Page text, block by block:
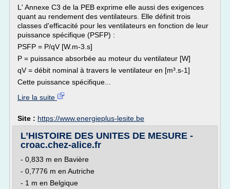
L' Annexe C3 de la PEB exprime elle aussi des exigences
quant au rendement des ventilateurs. Elle définit trois
classes d'efficacité pour les ventilateurs en fonction de leur
puissance spécifique (PSFP) :
PSFP = P/qV [W.m-3.s]
P = puissance absorbée au moteur du ventilateur [W]
qV = débit nominal à travers le ventilateur en [m³.s-1]
Cette puissance spécifique...
Lire la suite
Site : https://www.energieplus-lesite.be
L’HISTOIRE DES UNITES DE MESURE -
croac.chez-alice.fr
- 0,833 m en Bavière
- 0,7776 m en Autriche
- 1 m en Belgique